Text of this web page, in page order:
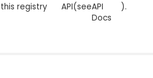
registry
API(seeAPI
Docs
).